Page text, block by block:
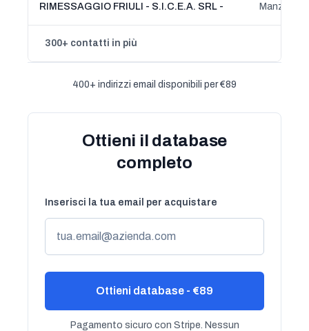
RIMESSAGGIO FRIULI - S.I.C.E.A. SRL - Manzano,
300+ contatti in più
400+ indirizzi email disponibili per €89
Ottieni il database
completo
Inserisci la tua email per acquistare
Ottieni database - €89
Pagamento sicuro con Stripe. Nessun